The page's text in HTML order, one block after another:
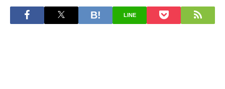
LINE